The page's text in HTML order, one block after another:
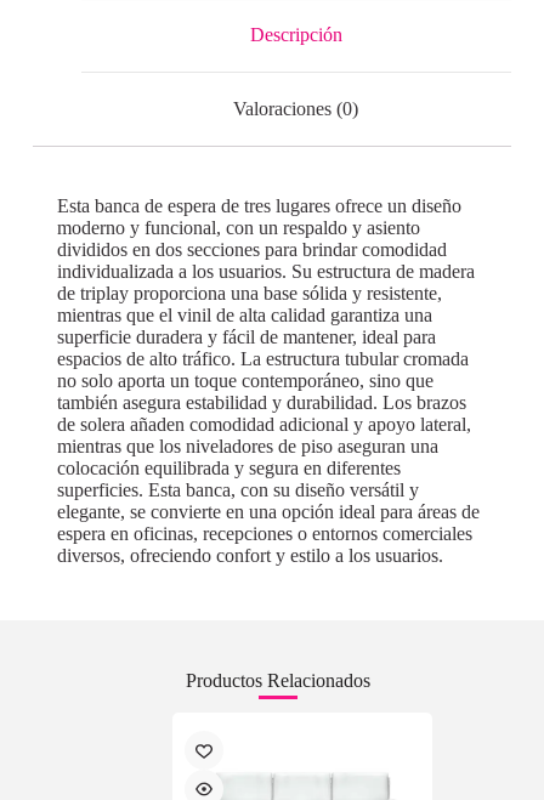
Descripción
Valoraciones (0)
Esta banca de espera de tres lugares ofrece un diseño
moderno y funcional, con un respaldo y asiento
divididos en dos secciones para brindar comodidad
individualizada a los usuarios. Su estructura de madera
de triplay proporciona una base sólida y resistente,
mientras que el vinil de alta calidad garantiza una
superficie duradera y fácil de mantener, ideal para
espacios de alto tráfico. La estructura tubular cromada
no solo aporta un toque contemporáneo, sino que
también asegura estabilidad y durabilidad. Los brazos
de solera añaden comodidad adicional y apoyo lateral,
mientras que los niveladores de piso aseguran una
colocación equilibrada y segura en diferentes
superficies. Esta banca, con su diseño versátil y
elegante, se convierte en una opción ideal para áreas de
espera en oficinas, recepciones o entornos comerciales
diversos, ofreciendo confort y estilo a los usuarios.
Productos Relacionados